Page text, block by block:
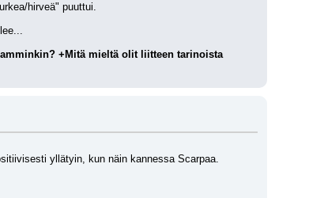
hirveä" puuttui.
Tämän viikon akkarissa (41/2008) julkaistiin lurjusliite. Pitäisikö tälläisiä (hintaa nostattavia) liitteitä tulla useamminkin? +Mitä mieltä olit liitteen tarinoista
yllätyin, kun näin kannessa Scarpaa.